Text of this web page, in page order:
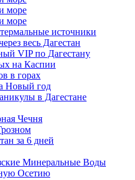
море
море
источники
весь Дагестан
VIP по Дагестану
на Каспии
в горах
Новый год
в Дагестане
Чечня
за 6 дней
Минеральные Воды
Осетию